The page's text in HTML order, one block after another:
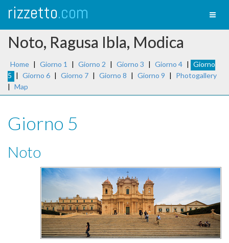
rizzetto.com
Noto, Ragusa Ibla, Modica
Home | Giorno 1 | Giorno 2 | Giorno 3 | Giorno 4 | Giorno
5 | Giorno 6 | Giorno 7 | Giorno 8 | Giorno 9 |
Photogallery
| Map
Giorno 5
Noto